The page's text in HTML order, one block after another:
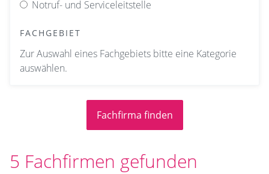
Notruf- und Serviceleitstelle
FACHGEBIET
Zur Auswahl eines Fachgebiets bitte eine Kategorie
auswählen.
5 Fachfirmen gefunden